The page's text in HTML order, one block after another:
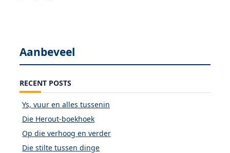
Aanbeveel
RECENT POSTS
Ys, vuur en alles tussenin
Die Herout-boekhoek
Op die verhoog en verder
Die stilte tussen dinge